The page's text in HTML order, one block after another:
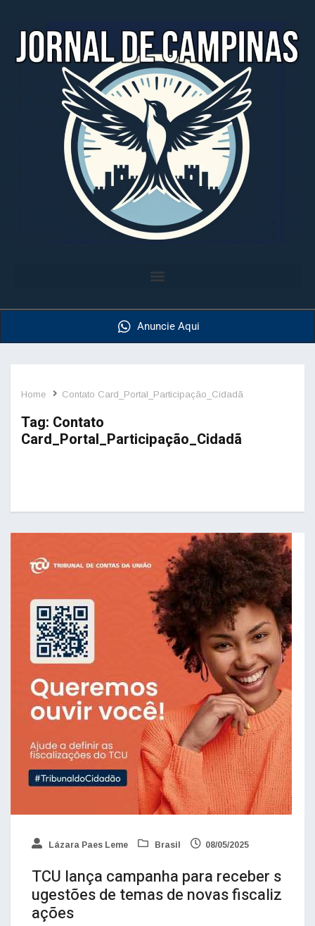
Anuncie Aqui
Home Contato Card_Portal_Participação_Cidadã
Tag: Contato
Card_Portal_Participação_Cidadã
Lázara Paes Leme Brasil 08/05/2025
TCU lança campanha para receber s
ugestões de temas de novas fiscaliz
ações